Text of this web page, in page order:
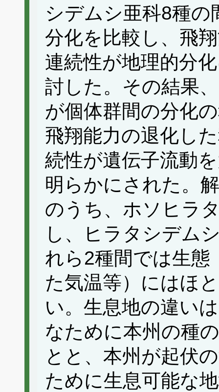
シデムシ亜科8種の
分化を比較し、飛
連続性が地理的分
討した。その結果
が個体群間の分化
飛翔能力の退化し
続性が遺伝子流動
明らかにされた。
のうち、ホソヒラ
し、ヒラタシデム
れら2種間では生態
た気温等）にはほ
い。生息地の違い
なために本州の種
とと、本州が起伏
ために生息可能な